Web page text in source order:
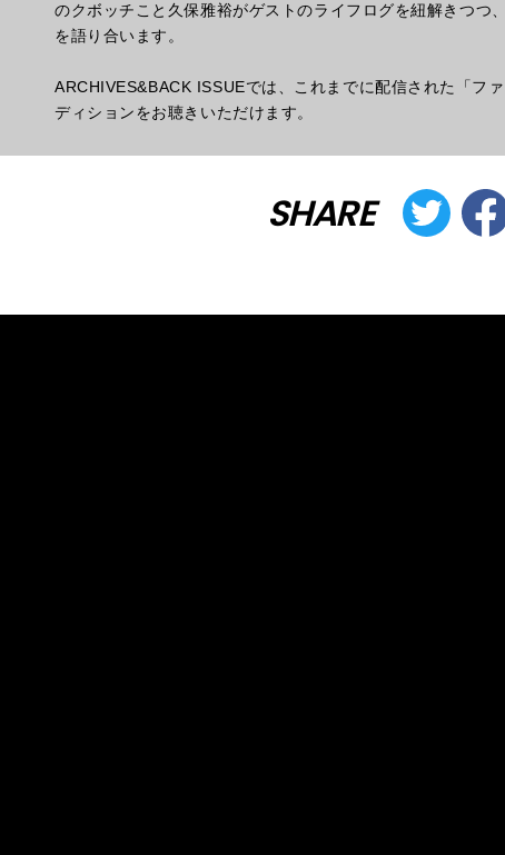
のクボッチこと久保雅裕がゲストのライフログを紐解きつつ
を語り合います。
ARCHIVES&BACK ISSUEでは、これまでに配信された「フ
ディションをお聴きいただけます。
SHARE